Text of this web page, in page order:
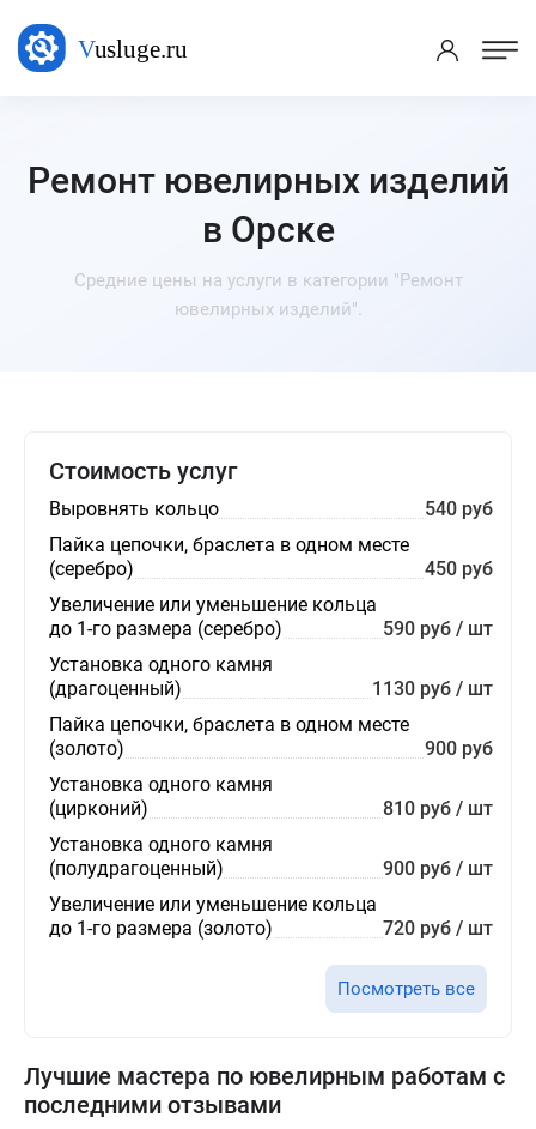
Ремонт ювелирных изделий
в Орске
Средние цены на услуги в категории "Ремонт
ювелирных изделий".
Стоимость услуг
Выровнять кольцо
540 руб
Пайка цепочки, браслета в одном месте
(серебро)
450 руб
Увеличение или уменьшение кольца
до 1-го размера (серебро)
590 руб / шт
Установка одного камня
(драгоценный)
1130 руб / шт
Пайка цепочки, браслета в одном месте
(золото)
900 руб
Установка одного камня
(цирконий)
810 руб / шт
Установка одного камня
(полудрагоценный)
900 руб / шт
Увеличение или уменьшение кольца
до 1-го размера (золото)
720 руб / шт
Посмотреть все
Лучшие мастера по ювелирным работам с
последними отзывами